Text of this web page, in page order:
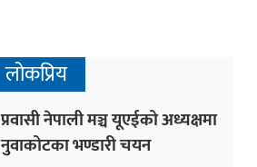
लोकप्रिय
प्रवासी नेपाली मञ्च यूएईको अध्यक्षमा
नुवाकोटका भण्डारी चयन